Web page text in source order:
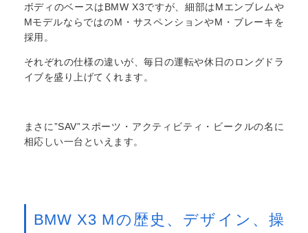
ボディのベースはBMW X3ですが、細部はMエンブレムや
MモデルならではのM・サスペンションやM・ブレーキを
採用。
それぞれの仕様の違いが、毎日の運転や休日のロングドラ
イブを盛り上げてくれます。
まさに”SAV”スポーツ・アクティビティ・ビークルの名に
相応しい一台といえます。
BMW X3 Mの歴史、デザイン、操